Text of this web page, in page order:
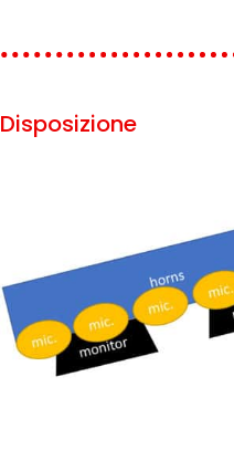
Disposizione